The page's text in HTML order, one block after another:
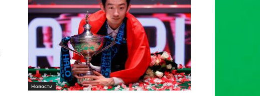
Новости